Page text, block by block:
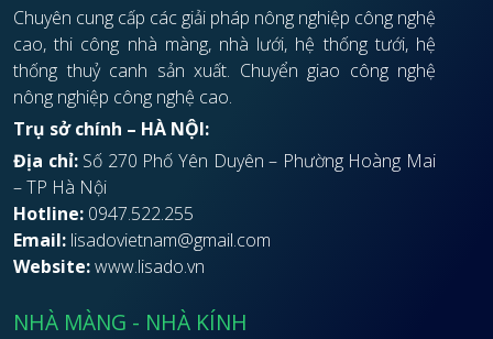
Chuyên cung cấp các giải pháp nông nghiệp công nghệ
cao, thi công nhà màng, nhà lưới, hệ thống tưới, hệ
thống thuỷ canh sản xuất. Chuyển giao công nghệ
nông nghiệp công nghệ cao.
Trụ sở chính – HÀ NỘI:
Địa chỉ:Số 270 Phố Yên Duyên – Phường Hoàng Mai
– TP Hà Nội
Hotline: 0947.522.255
Email: lisadovietnam@gmail.com
Website:www.lisado.vn
NHÀ MÀNG - NHÀ KÍNH